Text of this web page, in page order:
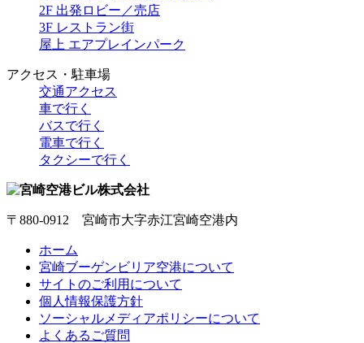
2F 出発ロビー／売店
3F レストラン街
屋上 エアプレインパーク
アクセス・駐車場
交通アクセス
車で行く
バスで行く
電車で行く
タクシーで行く
〒880-0912 宮崎市大字赤江宮崎空港内
ホーム
宮崎ブーゲンビリア空港について
サイトのご利用について
個人情報保護方針
ソーシャルメディアポリシーについて
よくあるご質問